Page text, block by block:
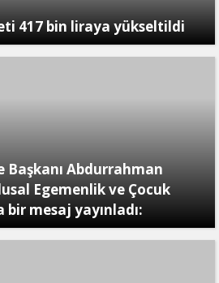
417 bin liraya yükseltildi
Başkanı Abdurrahman
Egemenlik ve Çocuk
bir mesaj yayınladı: